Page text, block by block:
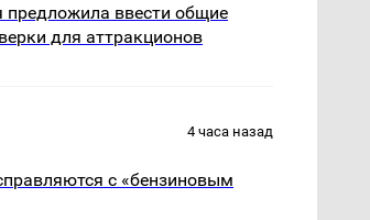
предложила ввести общие
для аттракционов
4 часа назад
с «бензиновым